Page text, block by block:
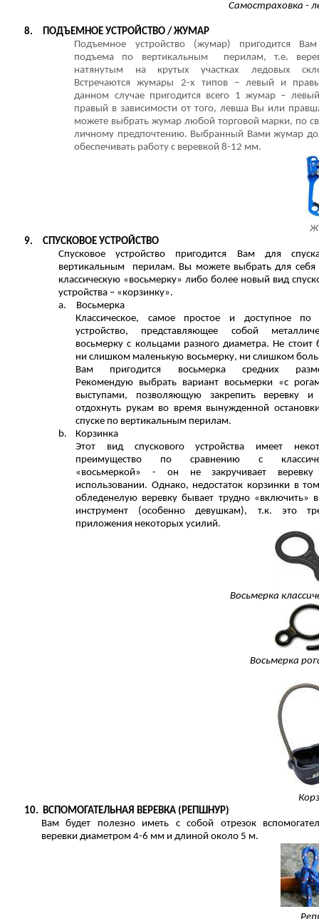
Самостраховка -
8.
ПОДЪЕМНОЕ УСТРОЙСТВО / ЖУМАР
Подъемное устройство (жумар) пригодится
подъема по вертикальным перилам, т.е.
натянутым на крутых участках ледовых
Встречаются жумары 2-х типов – левый и
данном случае пригодится всего 1 жумар –
правый в зависимости от того, левша Вы или
можете выбрать жумар любой торговой марки, по
личному предпочтению. Выбранный Вами жумар
обеспечивать работу с веревкой 8-12 мм.
9.
СПУСКОВОЕ УСТРОЙСТВО
Спусковое устройство пригодится Вам для
вертикальным перилам. Вы можете выбрать для себя
классическую «восьмерку» либо более новый вид
устройства – «корзинку».
a.
Восьмерка
Классическое, самое простое и доступное по
устройство, представляющее собой
восьмерку с кольцами разного диаметра. Не стоит
ни слишком маленькую восьмерку, ни слишком
Вам пригодится восьмерка средних
Рекомендую выбрать вариант восьмерки «с
выступами, позволяющую закрепить веревку и
отдохнуть рукам во время вынужденной
спуске по вертикальным перилам.
b.
Корзинка
Этот вид спускового устройства имеет
преимущество по сравнению с
«восьмеркой» - он не закручивает
использовании. Однако, недостаток корзинки в
обледенелую веревку бывает трудно «включить» в
инструмент (особенно девушкам), т.к. это
приложения некоторых усилий.
Восьмерка
Восьмерка
10. ВСПОМОГАТЕЛЬНАЯ ВЕРЕВКА (РЕПШНУР)
Вам будет полезно иметь с собой отрезок
веревки диаметром 4-6 мм и длиной около 5 м.